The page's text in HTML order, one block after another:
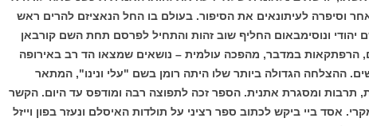
וסיפרה לעיתונאים את הסיפור. בעולם בו החל הנאציזם להרים ראש
יהודי ונוסימבאום החליף שוב זהות והתחיל לפרסם תחת השם קורבאן
הרפתקאות במדבר, מהפכה עולמית – נושאים שמצאו הד רב באירופה
ההצלחה הגדולה ביותר שלו היתה רומן בשם "עלי ונינו", המתאר
תרבות ומסגרת אתנית. הספר זכה לתפוצה רבה ומודפס עד היום. הקשר
מקרי. אסד ביי ביקש לכתוב ספר רציני על תולדות האיסלם ונעזר בפון וייזל